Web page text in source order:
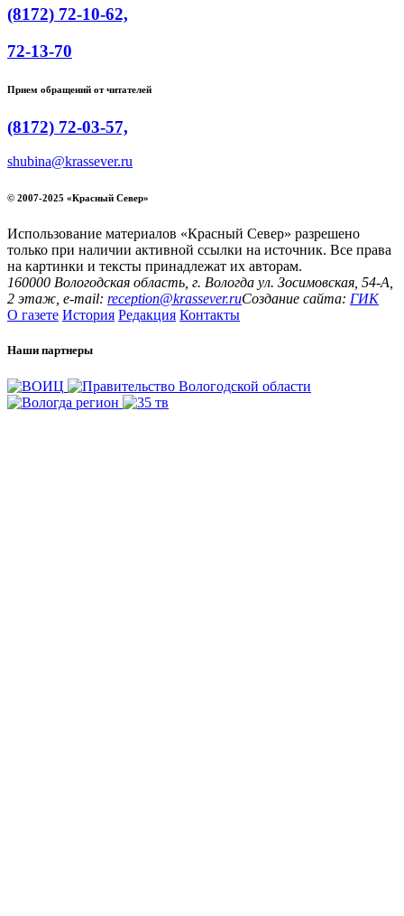
(8172) 72-10-62,
72-13-70
Прием обращений от читателей
(8172) 72-03-57,
shubina@krassever.ru
© 2007-2025 «Красный Север»
Использование материалов «Красный Север» разрешено
только при наличии активной ссылки на источник. Все права
на картинки и тексты принадлежат их авторам.
160000 Вологодская область, г. Вологда ул. Зосимовская, 54-А,
2 этаж, e-mail: reception@krassever.ruСоздание сайта: ГИК
О газете История Редакция Контакты
Наши партнеры